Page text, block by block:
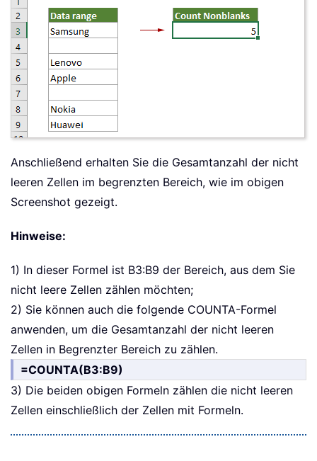
Anschließend erhalten Sie die Gesamtanzahl der nicht
leeren Zellen im begrenzten Bereich, wie im obigen
Screenshot gezeigt.
Hinweise:
1) In dieser Formel ist B3:B9 der Bereich, aus dem Sie
nicht leere Zellen zählen möchten;
2) Sie können auch die folgende COUNTA-Formel
anwenden, um die Gesamtanzahl der nicht leeren
Zellen in Begrenzter Bereich zu zählen.
=COUNTA(B3:B9)
3) Die beiden obigen Formeln zählen die nicht leeren
Zellen einschließlich der Zellen mit Formeln.